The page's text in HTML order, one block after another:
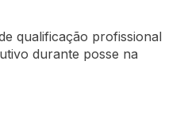
qualificação profissional
durante posse na